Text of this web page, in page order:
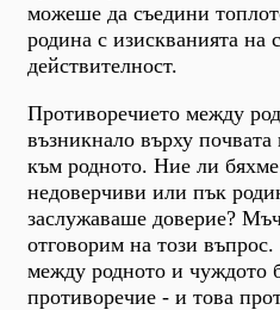
можеше да съедини
родина с изискванията на
действителност.
Противоречието между
възникнало върху
към родното. Ние ли
недоверчиви или пък
заслужаваше доверие?
отговорим на този
между родното и чуждото
противоречие - и това